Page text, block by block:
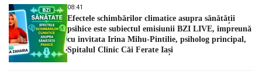
08:41
Efectele schimbărilor climatice asupra sănătății
psihice este subiectul emisiunii BZI LIVE, împreună
cu invitata Irina Mihu-Pintilie, psiholog principal,
Spitalul Clinic Căi Ferate Iași